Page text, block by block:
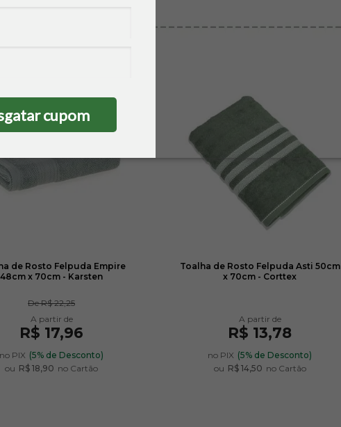
cupom
similares
de Rosto Felpuda Empire
48cm x 70cm - Karsten
DeR$ 22,25
R$ 17,96
no PIX (5% de Desconto)
ou R$ 18,90 no Cartão
Toalha de Rosto Felpuda Asti 50cm
x 70cm - Corttex
R$ 13,78
no PIX (5% de Desconto)
ou R$ 14,50 no Cartão